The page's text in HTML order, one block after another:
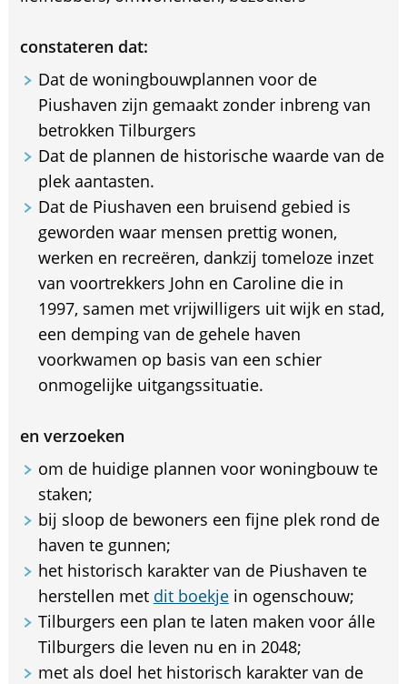
constateren dat:
Dat de woningbouwplannen voor de
Piushaven zijn gemaakt zonder inbreng van
betrokken Tilburgers
Dat de plannen de historische waarde van de
plek aantasten.
Dat de Piushaven een bruisend gebied is
geworden waar mensen prettig wonen,
werken en recreëren, dankzij tomeloze inzet
van voortrekkers John en Caroline die in
1997, samen met vrijwilligers uit wijk en stad,
een demping van de gehele haven
voorkwamen op basis van een schier
onmogelijke uitgangssituatie.
en verzoeken
om de huidige plannen voor woningbouw te
staken;
bij sloop de bewoners een fijne plek rond de
haven te gunnen;
het historisch karakter van de Piushaven te
herstellen met dit boekjein ogenschouw;
Tilburgers een plan te laten maken voor álle
Tilburgers die leven nu en in 2048;
met als doel het historisch karakter van de